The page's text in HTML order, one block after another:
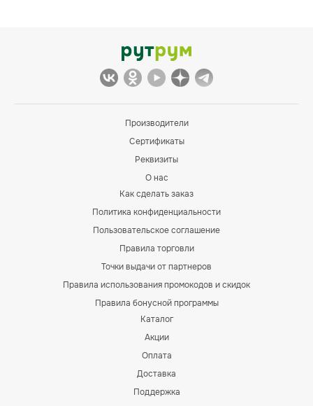
Производители
Сертификаты
Реквизиты
О нас
Как сделать заказ
Политика конфиденциальности
Пользовательское соглашение
Правила торговли
Точки выдачи от партнеров
Правила использования промокодов и скидок
Правила бонусной программы
Каталог
Акции
Оплата
Доставка
Поддержка